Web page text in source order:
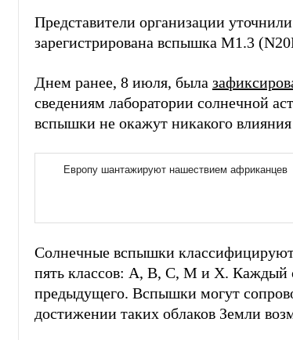
Представители организации
зарегистрирована вспышка M1.3
Днем ранее, 8 июля, была
сведениям лаборатории
вспышки не окажут никакого
Солнечные вспышки
пять классов: A, B, C, M и X. Каждый
предыдущего. Вспышки могут
достижении таких облаков Земли